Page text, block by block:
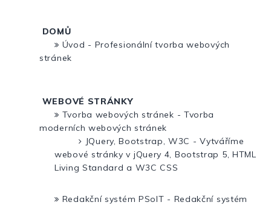
DOMŮ
Úvod - Profesionální tvorba webových
stránek
WEBOVÉ STRÁNKY
Tvorba webových stránek - Tvorba
moderních webových stránek
JQuery, Bootstrap, W3C - Vytváříme
webové stránky v jQuery 4, Bootstrap 5, HTML
Living Standard a W3C CSS
Redakční systém PSoIT - Redakční systém